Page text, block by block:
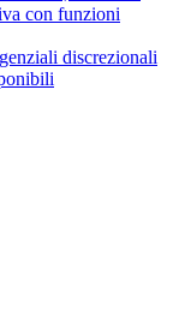
con funzioni
discrezionali